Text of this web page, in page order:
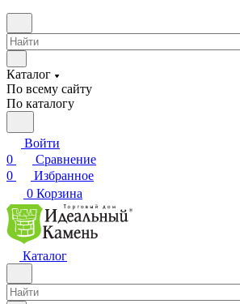
Каталог
По всему сайту
По каталогу
Войти
0
Сравнение
0
Избранное
0 Корзина
Каталог